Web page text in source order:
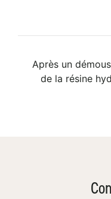
Après un
de la résine